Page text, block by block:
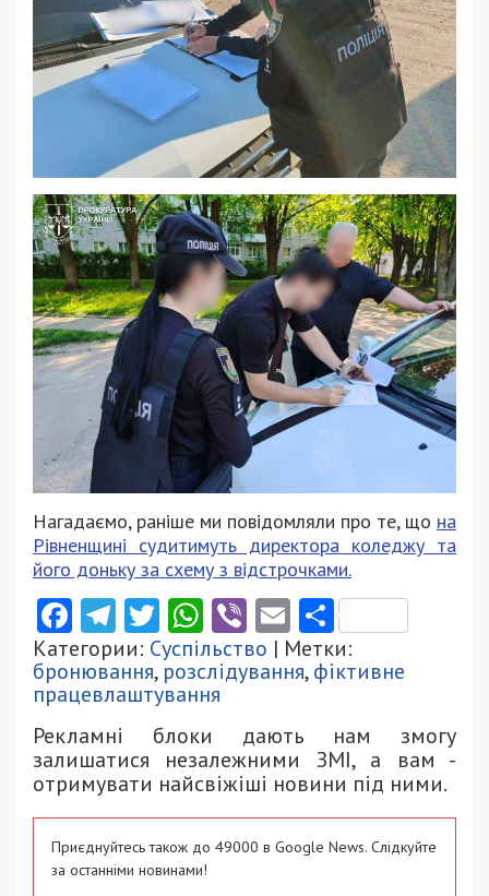
Нагадаємо, раніше ми повідомляли про те, що на
Рівненщині судитимуть директора коледжу та
його доньку за схему з відстрочками.
Facebook
Telegram
Twitter
WhatsApp
ViberEmail
Категории: Суспільство | Метки:
бронювання, розслідування,фіктивне
працевлаштування
Рекламні блоки дають нам змогу
залишатися незалежними ЗМІ, а вам -
отримувати найсвіжіші новини під ними.
Приєднуйтесь також до 49000 в Google News. Слідкуйте
за останніми новинами!